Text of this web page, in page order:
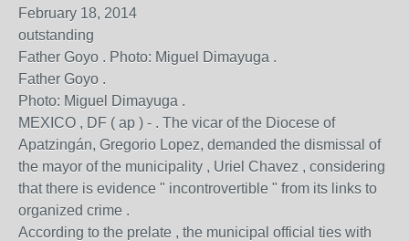
February 18, 2014
outstanding
Father Goyo . Photo: Miguel Dimayuga .
Father Goyo .
Photo: Miguel Dimayuga .
MEXICO , DF ( ap ) - . The vicar of the Diocese of
Apatzingán, Gregorio Lopez, demanded the dismissal of
the mayor of the municipality , Uriel Chavez , considering
that there is evidence " incontrovertible " from its links to
organized crime .
According to the prelate , the municipal official ties with